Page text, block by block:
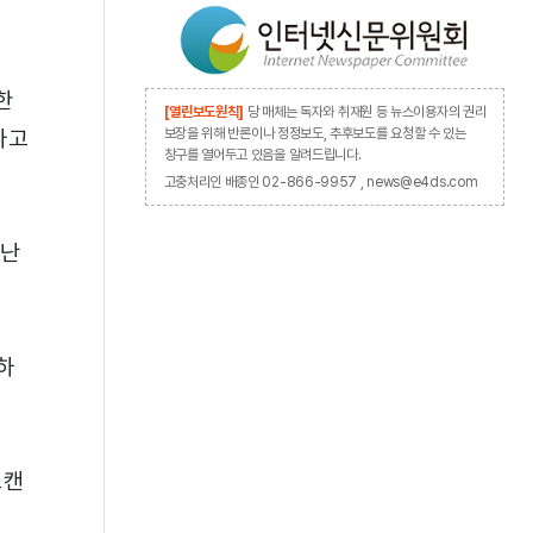
고
[열린보도원칙] 당 매체는 독자와 취재원 등 뉴스이용자의 권리
보장을 위해 반론이나 정정보도, 추후보도를 요청할 수 있는
창구를 열어두고 있음을 알려드립니다.
고충처리인 배종인 02-866-9957 , news@e4ds.com